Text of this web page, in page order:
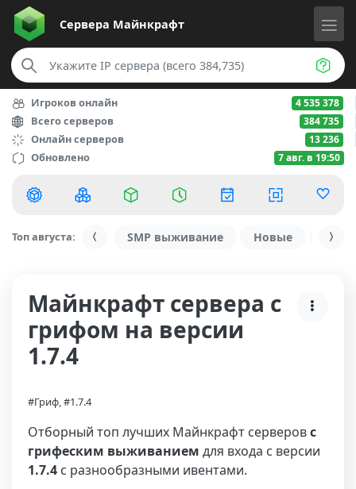
Сервера Майнкрафт
Игроков онлайн 4 535 378
Всего серверов 384 735
Онлайн серверов 13 236
Обновлено 7 авг. в 19:50
Топ августа: SMP выживание Новые С
Майнкрафт сервера с
грифом на версии
1.7.4
#Гриф, #1.7.4
Отборный топ лучших Майнкрафт серверовс
грифеским выживанием для входа с версии
1.7.4 с разнообразными ивентами.